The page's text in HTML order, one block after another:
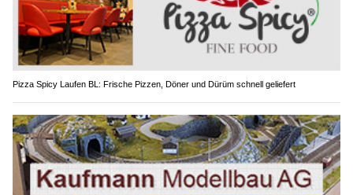
Pizza Spicy Laufen BL: Frische Pizzen, Döner und Dürüm schnell geliefert